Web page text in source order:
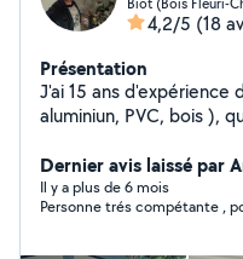
4,2/5 (18
Présentation
J'ai 15 ans d'expérience
aluminiun, PVC, bois ),
stores... N'hésitez pas à
Dernier avis laissé par
Il y a plus de 6 mois
Personne trés compétante ,